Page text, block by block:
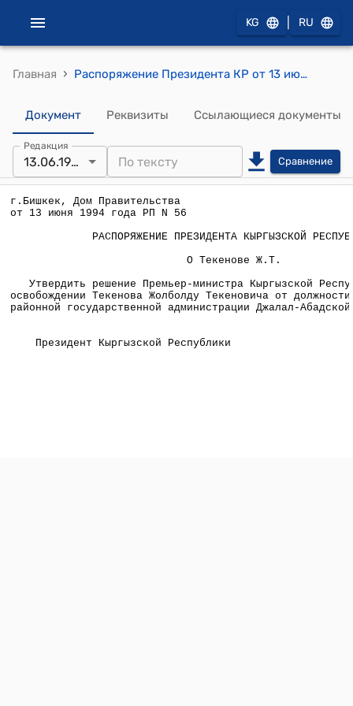
KG RU
Главная › Распоряжение Президента КР от 13 июня 1994 года №РП-56
Документ Реквизиты Ссылающиеся документы
Редакция
13.06.1994 Сравнение